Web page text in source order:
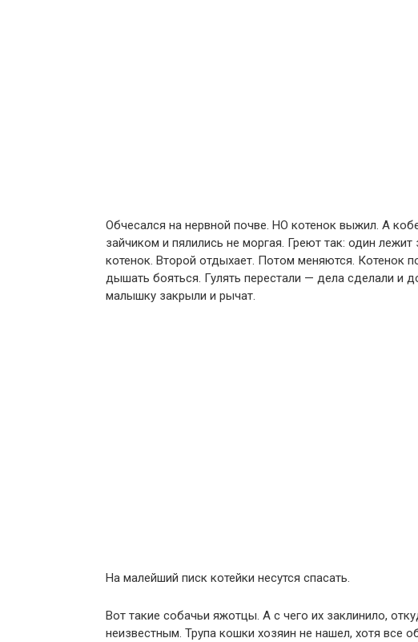
Обчесался на нервной почве. НО котенок выжил. А
зайчиком и пялились не моргая. Греют так: один
котенок. Второй отдыхает. Потом меняются. Котенок
дышать бояться. Гулять перестали — дела сделали и
малышку закрыли и рычат.
На малейший писк котейки несутся спасать.
Вот такие собачьи яжотцы. А с чего их заклинило,
неизвестным. Трyпa кошки хозяин не нашел, хотя все